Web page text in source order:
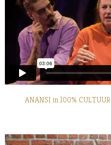
ANANSI in 100% CULTUUR